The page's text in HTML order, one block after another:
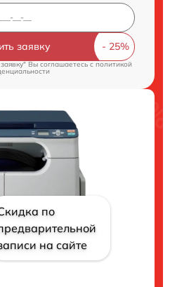
заявку
Вы соглашаетесь cполитикой
по
на сайте